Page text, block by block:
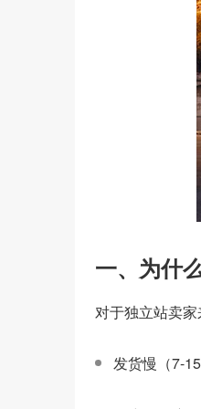
一、为什
对于独立站卖家
发货慢（7-15